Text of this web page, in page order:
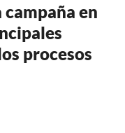
campaña en
procesos